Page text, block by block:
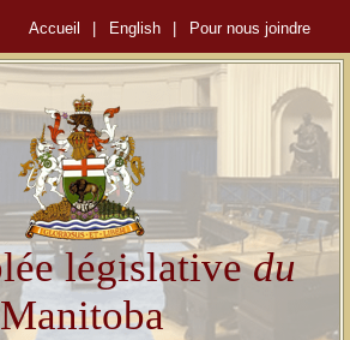
Accueil English Pour nous joindre
législativedu
Manitoba